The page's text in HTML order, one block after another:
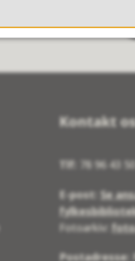
Kontakt
Tlf: 78 96 43 50
E-post: Se
Fotoarkiv:
Postadresse: